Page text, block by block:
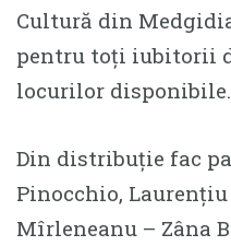
Cultură din
pentru toți iubitorii
locurilor disponibile.
Din distribuție fac
Pinocchio, Laurențiu
Mîrleneanu – Zâna